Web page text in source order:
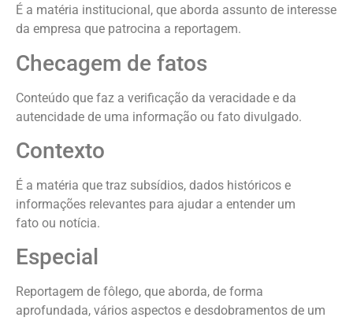
É a matéria institucional, que aborda assunto de interesse
da empresa que patrocina a reportagem.
Checagem de fatos
Conteúdo que faz a verificação da veracidade e da
autencidade de uma informação ou fato divulgado.
Contexto
É a matéria que traz subsídios, dados históricos e
informações relevantes para ajudar a entender um
fato ou notícia.
Especial
Reportagem de fôlego, que aborda, de forma
aprofundada, vários aspectos e desdobramentos de um